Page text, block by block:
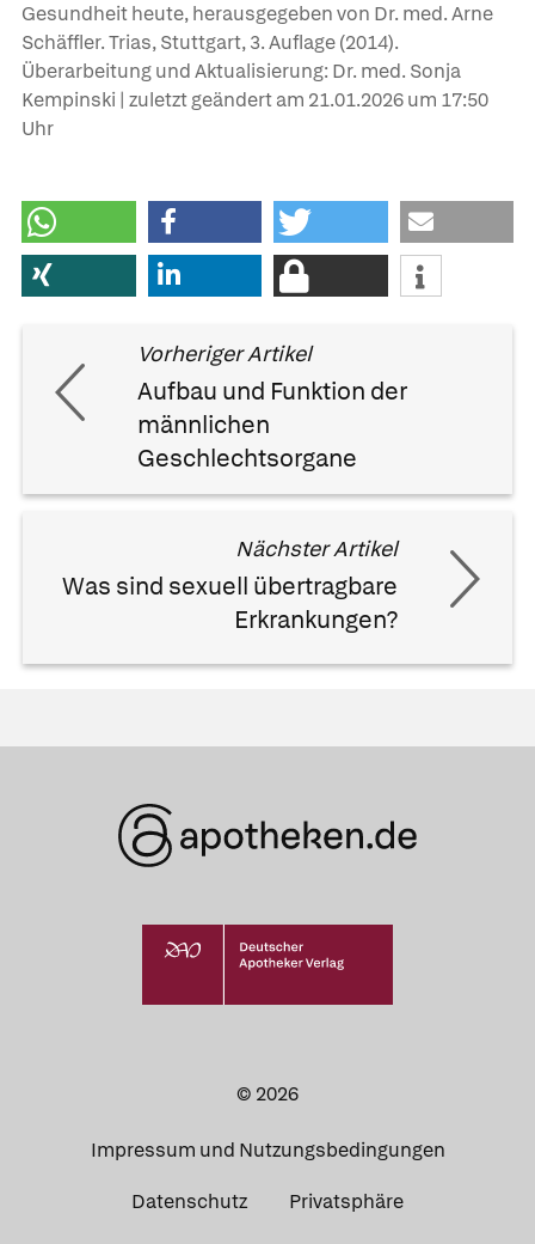
Gesundheit heute, herausgegeben von Dr. med. Arne
Schäffler. Trias, Stuttgart, 3. Auflage (2014).
Überarbeitung und Aktualisierung: Dr. med. Sonja
Kempinski | zuletzt geändert am 21.01.2026um 17:50
Uhr
Vorheriger Artikel
Aufbau und Funktion der
männlichen
Geschlechtsorgane
Nächster Artikel
Was sind sexuell übertragbare
Erkrankungen?
© 2026
Impressum und Nutzungsbedingungen
Datenschutz Privatsphäre